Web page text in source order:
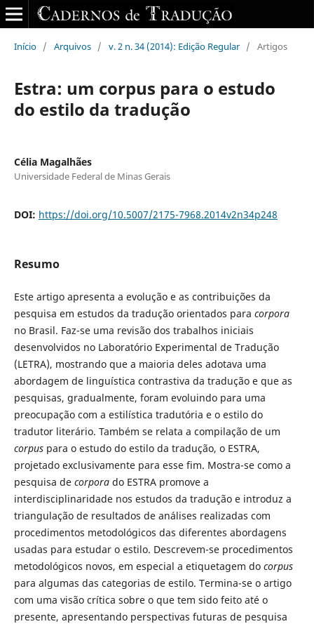
Início / Arquivos / v. 2 n. 34 (2014): Edição Regular / Artigos
Estra: um corpus para o estudo
do estilo da tradução
Célia Magalhães
Universidade Federal de Minas Gerais
DOI: https://doi.org/10.5007/2175-7968.2014v2n34p248
Resumo
Este artigo apresenta a evolução e as contribuições da
pesquisa em estudos da tradução orientados para corpora
no Brasil. Faz-se uma revisão dos trabalhos iniciais
desenvolvidos no Laboratório Experimental de Tradução
(LETRA), mostrando que a maioria deles adotava uma
abordagem de linguística contrastiva da tradução e que as
pesquisas, gradualmente, foram evoluindo para uma
preocupação com a estilística tradutória e o estilo do
tradutor literário. Também se relata a compilação de um
corpuspara o estudo do estilo da tradução, o ESTRA,
projetado exclusivamente para esse fim. Mostra-se como a
pesquisa de corporado ESTRA promove a
interdisciplinaridade nos estudos da tradução e introduz a
triangulação de resultados de análises realizadas com
procedimentos metodológicos das diferentes abordagens
usadas para estudar o estilo. Descrevem-se procedimentos
metodológicos novos, em especial a etiquetagem do corpus
para algumas das categorias de estilo. Termina-se o artigo
com uma visão crítica sobre o que tem sido feito até o
presente, apresentando perspectivas futuras de pesquisa